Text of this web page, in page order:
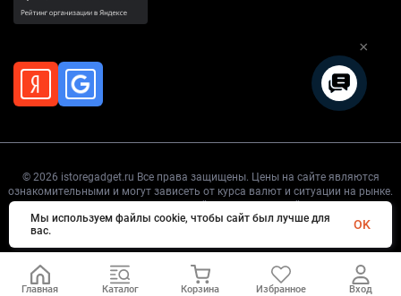
© 2026 istoregadget.ru Все права защищены. Цены на сайте являются
ознакомительными и могут зависеть от курса валют и ситуации на рынке.
Главная Каталог Корзина Избранное Вход
Мы используем файлы cookie, чтобы сайт был лучше для
вас.
OK
×